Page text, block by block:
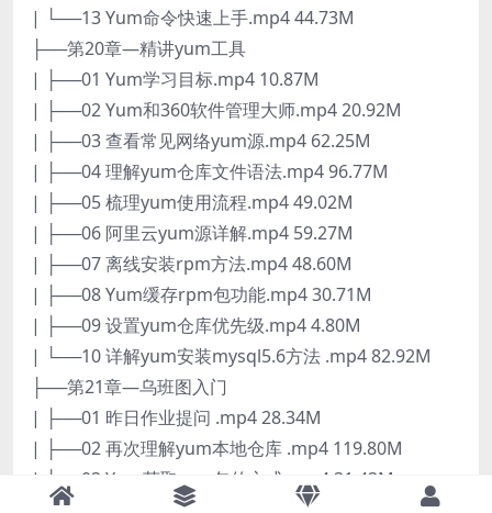
| └──13 Yum命令快速上手.mp4 44.73M
├──第20章—精讲yum工具
| ├──01 Yum学习目标.mp4 10.87M
| ├──02 Yum和360软件管理大师.mp4 20.92M
| ├──03 查看常见网络yum源.mp4 62.25M
| ├──04 理解yum仓库文件语法.mp4 96.77M
| ├──05 梳理yum使用流程.mp4 49.02M
| ├──06 阿里云yum源详解.mp4 59.27M
| ├──07 离线安装rpm方法.mp4 48.60M
| ├──08 Yum缓存rpm包功能.mp4 30.71M
| ├──09 设置yum仓库优先级.mp4 4.80M
| └──10 详解yum安装mysql5.6方法 .mp4 82.92M
├──第21章—乌班图入门
| ├──01 昨日作业提问 .mp4 28.34M
| ├──02 再次理解yum本地仓库 .mp4 119.80M
| ├──03 Yum获取rpm包的方式 .mp4 31.43M